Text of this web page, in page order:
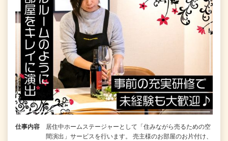
仕事内容
居住中ホームステージャーとして「住みながら売るための空
間演出」サービスを行います。 売主様のお部屋のお片付け、